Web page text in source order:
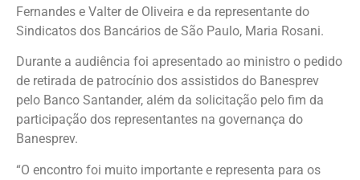
Fernandes e Valter de Oliveira e da representante do
Sindicatos dos Bancários de São Paulo, Maria Rosani.
Durante a audiência foi apresentado ao ministro o pedido
de retirada de patrocínio dos assistidos do Banesprev
pelo Banco Santander, além da solicitação pelo fim da
participação dos representantes na governança do
Banesprev.
“O encontro foi muito importante e representa para os